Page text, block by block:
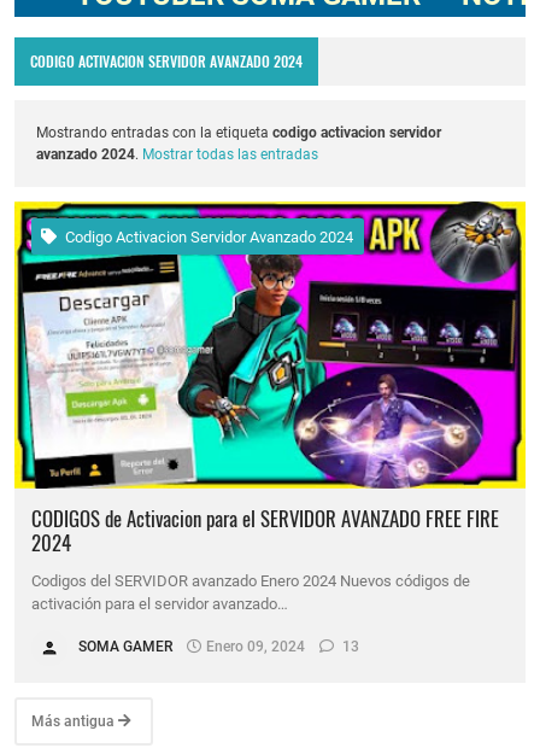
CODIGO ACTIVACION SERVIDOR AVANZADO 2024
Mostrando entradas con la etiqueta codigo activacion servidor
avanzado 2024. Mostrar todas las entradas
Codigo Activacion Servidor Avanzado 2024
CODIGOS de Activacion para el SERVIDOR AVANZADO FREE FIRE
2024
Codigos del SERVIDOR avanzado Enero 2024 Nuevos códigos de
activación para el servidor avanzado…
SOMA GAMER Enero 09, 2024 13
Más antigua